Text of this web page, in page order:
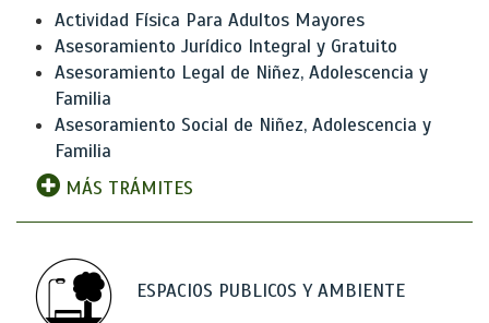
Actividad Física Para Adultos Mayores
Asesoramiento Jurídico Integral y Gratuito
Asesoramiento Legal de Niñez, Adolescencia y
Familia
Asesoramiento Social de Niñez, Adolescencia y
Familia
MÁS TRÁMITES
ESPACIOS PUBLICOS Y AMBIENTE